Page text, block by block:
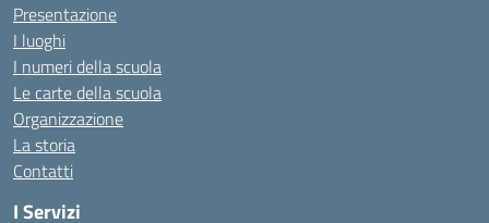
Presentazione
I luoghi
I numeri della scuola
Le carte della scuola
Organizzazione
La storia
Contatti
I Servizi